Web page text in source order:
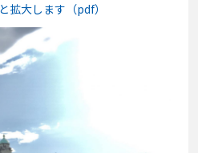
拡大します（pdf）